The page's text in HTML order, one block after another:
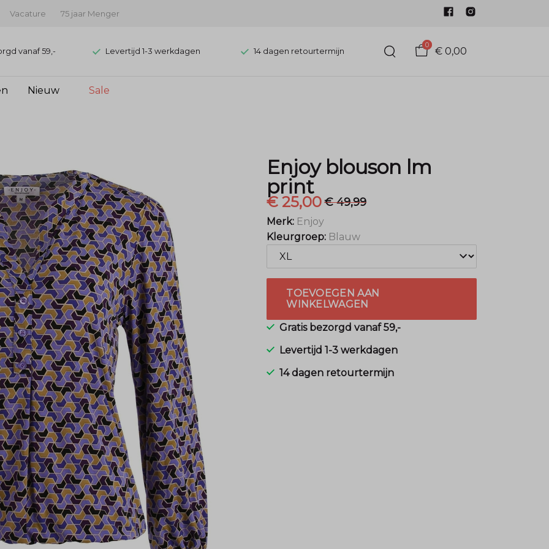
Vacature 75 jaar Menger
vanaf 59,- Levertijd 1-3 werkdagen 14 dagen retourtermijn
0
€ 0,00
Nieuw Sale
Enjoy blouson lm
print
€ 25,00€ 49,99
Merk: Enjoy
Kleurgroep: Blauw
TOEVOEGEN AAN
WINKELWAGEN
Gratis bezorgd vanaf 59,-
Levertijd 1-3 werkdagen
14 dagen retourtermijn